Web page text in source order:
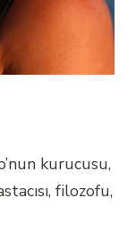
kurucusu,
filozofu,